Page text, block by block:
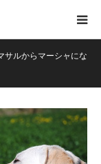
サルからマーシャにな